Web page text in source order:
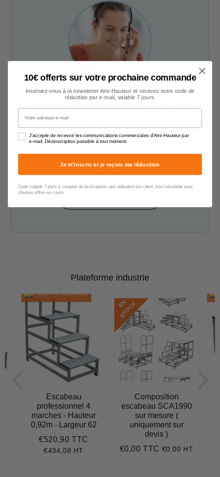
Une question ? Un conseil ?
Nos conseillers sont à votre
écoute !
Notre service client est à votre disposition
du lundi au vendredi de 9h00 à 17h00par
téléphone, e-mail et chat.
Plateforme industrie
DÉLAI 4 SEMAINES
Escabeau
professionnel 4
marches - Hauteur
0,92m - Largeur 62
Prix
régulier
€520,90 TTC
€434,08 HT
E
N
S
T
O
C
K
Composition
escabeau SCA1990
sur mesure (
uniquement sur
devis )
Prix
€0,00 TTC €0,00
€0,00 HT
10€ offerts sur votre prochaine commande
Inscrivez-vous à la newsletter Ami-Hauteur et recevez votre code de
réduction par e-mail, valable 7 jours.
Votre adresse e-mail
J'accepte de recevoir les communications commerciales d'Ami-Hauteur par
e-mail. Désinscription possible à tout moment.
Je m'inscris et je reçois ma réduction
Code valable 7 jours à compter de la réception, une utilisation par client, non cumulable avec
d'autres offres en cours.